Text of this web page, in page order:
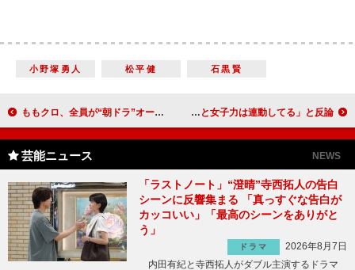
小野塚勇人 松平健 石黒賢
ももクロ、全員が“朝ドラ”オーディションを受験 百田夏菜子、ヒロイン役は不合格も「拾っていただいた」 山崎賢人「やっぱり女子力は高いほうが…」に 二階堂ふみ「気持ちと女子力は連動してる」と反論
芸能ニュース NEWS
「ラストノート」“澄晴”寺西拓人の告白
シーンに反響集まる 「真っすぐな告白が
カッコいい」「最高のシーンをありがと
う」
ドラマ
2026年8月7日
内田有紀と寺西拓人がダブル主演するドラマ